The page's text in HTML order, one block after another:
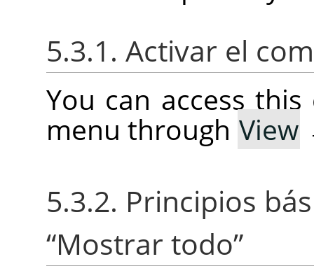
5.3.1. Activar el
You can access
menu through View
5.3.2. Principios
“Mostrar todo”